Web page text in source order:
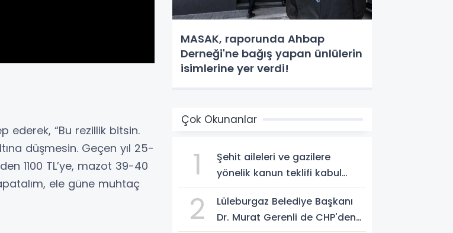
ederek, “Bu rezillik bitsin.
düşmesin. Geçen yıl 25-
1100 TL’ye, mazot 39-40
ele güne muhtaç
MASAK, raporunda Ahbap
Derneği'ne bağış yapan ünlülerin
isimlerine yer verdi!
Çok Okunanlar
1
Şehit aileleri ve gazilere
yönelik kanun teklifi kabul
2
Lüleburgaz Belediye Başkanı
Dr. Murat Gerenli de CHP'den